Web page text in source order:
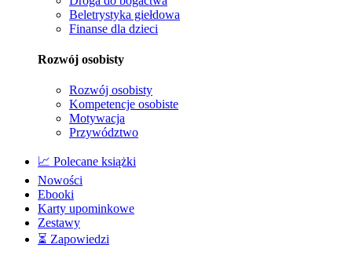
Beletrystyka giełdowa
Finanse dla dzieci
Rozwój osobisty
Rozwój osobisty
Kompetencje osobiste
Motywacja
Przywództwo
📈 Polecane książki
Nowości
Ebooki
Karty upominkowe
Zestawy
⏳ Zapowiedzi